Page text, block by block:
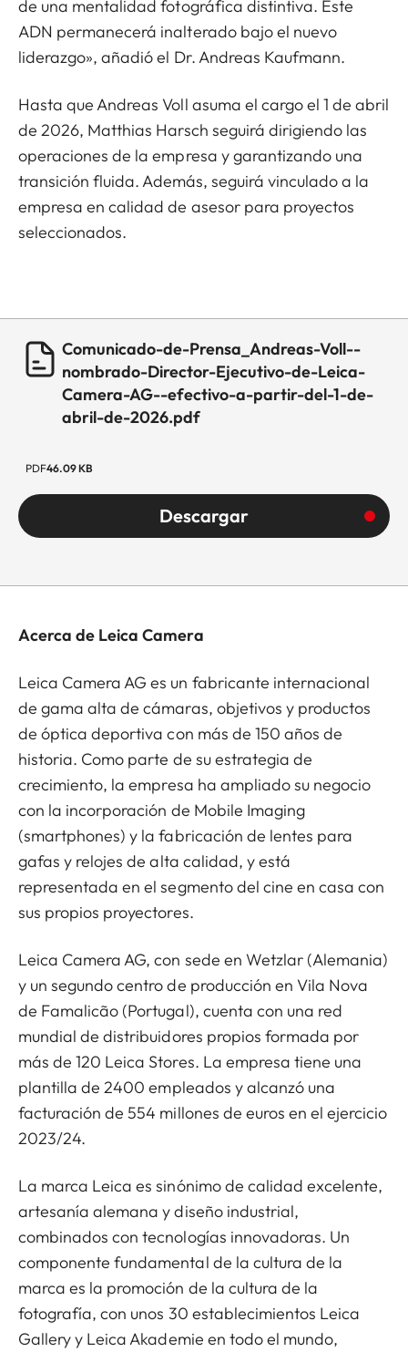
de una mentalidad fotográfica distintiva. Este
ADN permanecerá inalterado bajo el nuevo
liderazgo», añadió el Dr. Andreas Kaufmann.
Hasta que Andreas Voll asuma el cargo el 1 de abril
de 2026, Matthias Harsch seguirá dirigiendo las
operaciones de la empresa y garantizando una
transición fluida. Además, seguirá vinculado a la
empresa en calidad de asesor para proyectos
seleccionados.
Comunicado-de-Prensa_Andreas-Voll--
nombrado-Director-Ejecutivo-de-Leica-
Camera-AG--efectivo-a-partir-del-1-de-
abril-de-2026.pdf
PDF46.09 KB
Descargar
Acerca de Leica Camera
Leica Camera AG es un fabricante internacional
de gama alta de cámaras, objetivos y productos
de óptica deportiva con más de 150 años de
historia. Como parte de su estrategia de
crecimiento, la empresa ha ampliado su negocio
con la incorporación de Mobile Imaging
(smartphones) y la fabricación de lentes para
gafas y relojes de alta calidad, y está
representada en el segmento del cine en casa con
sus propios proyectores.
Leica Camera AG, con sede en Wetzlar (Alemania)
y un segundo centro de producción en Vila Nova
de Famalicão (Portugal), cuenta con una red
mundial de distribuidores propios formada por
más de 120 Leica Stores. La empresa tiene una
plantilla de 2400 empleados y alcanzó una
facturación de 554 millones de euros en el ejercicio
2023/24.
La marca Leica es sinónimo de calidad excelente,
artesanía alemana y diseño industrial,
combinados con tecnologías innovadoras. Un
componente fundamental de la cultura de la
marca es la promoción de la cultura de la
fotografía, con unos 30 establecimientos Leica
Gallery y Leica Akademie en todo el mundo,